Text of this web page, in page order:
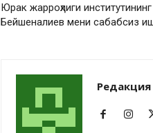
Юрак жарроҳлиги
Бейшеналиев мени сабабсиз
Редакция